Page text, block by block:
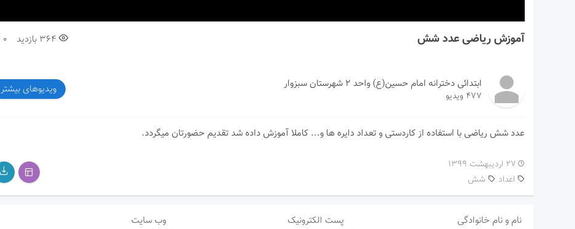
آموزش ریاضی عدد شش 0 364 بازدید
ابتدائی دخترانه امام حسین(ع) واحد ۲ شهرستان سبزوار
477 ویدیو ویدیوهای بیشتر
عدد شش ریاضی با استفاده از کاردستی و تعداد دایره ها و... کاملا آموزش داده شد تقدیم حضورتان میگردد.
۲۷ اردیبهشت ۱۳۹۹
اعداد
شش
نام و نام خانوادگی پست الکترونیک وب سایت